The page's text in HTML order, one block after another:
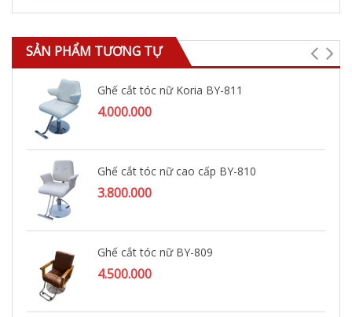
SẢN PHẨM TƯƠNG TỰ
Ghế cắt tóc nữ Koria BY-811
4.000.000
Ghế cắt tóc nữ cao cấp BY-810
3.800.000
Ghế cắt tóc nữ BY-809
4.500.000